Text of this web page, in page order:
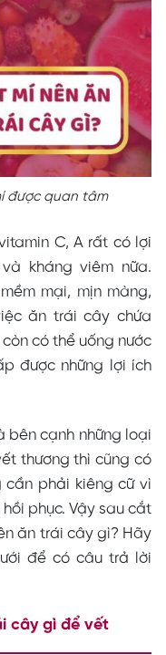
được quan tâm
C, A rất có lợi
kháng viêm nữa.
mại, mịn màng,
ăn trái cây chứa
có thể uống nước
được những lợi ích
bên cạnh những loại
thương thì cũng có
cần phải kiêng cữ vì
phục. Vậy sau cắt
ăn trái cây gì? Hãy
để có câu trả lời
cây gì để vết